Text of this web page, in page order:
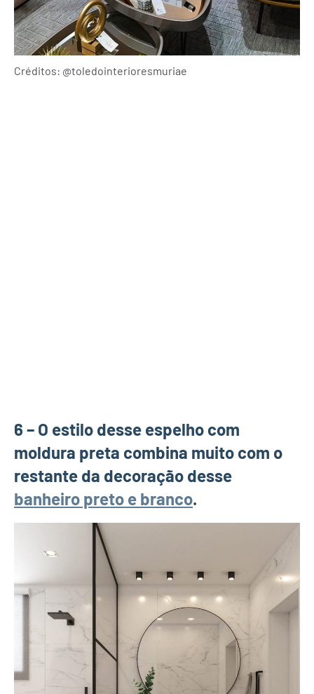
Créditos: @toledointerioresmuriae
6 – O estilo desse espelho com
moldura preta combina muito com o
restante da decoração desse
banheiro preto e branco.